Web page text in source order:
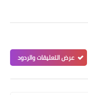
عرض التعليقات والردود